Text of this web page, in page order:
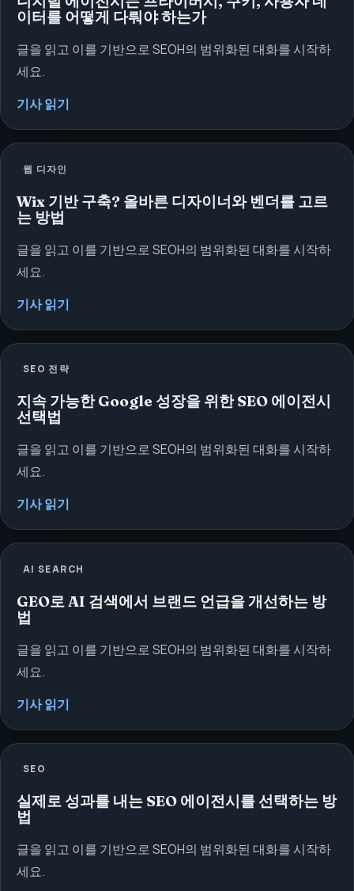
이터를 어떻게 다뤄야 하는가
글을 읽고 이를 기반으로 SEOH의 범위화된 대화를 시작하
세요.
기사 읽기
웹 디자인
Wix 기반 구축? 올바른 디자이너와 벤더를 고르
는 방법
글을 읽고 이를 기반으로 SEOH의 범위화된 대화를 시작하
세요.
기사 읽기
SEO 전략
지속 가능한 Google 성장을 위한 SEO 에이전시
선택법
글을 읽고 이를 기반으로 SEOH의 범위화된 대화를 시작하
세요.
기사 읽기
AI SEARCH
GEO로 AI 검색에서 브랜드 언급을 개선하는 방
법
글을 읽고 이를 기반으로 SEOH의 범위화된 대화를 시작하
세요.
기사 읽기
SEO
실제로 성과를 내는 SEO 에이전시를 선택하는 방
법
글을 읽고 이를 기반으로 SEOH의 범위화된 대화를 시작하
세요.